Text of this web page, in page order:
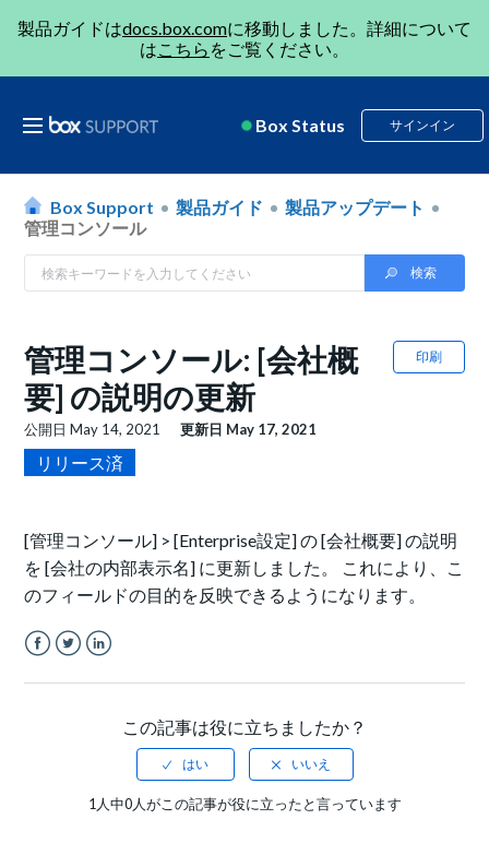
製品ガイドはdocs.box.comに移動しました。詳細について
はこちら をご覧ください。
Box Status サインイン
Box Support 製品ガイド
製品アップデート
管理コンソール
印刷
管理コンソール: [会社概
要] の説明の更新
公開日May 14, 2021 更新日 May 17, 2021
リリース済
[管理コンソール] > [Enterprise設定] の [会社概要] の説明
を [会社の内部表示名] に更新しました。 これにより、こ
のフィールドの目的を反映できるようになります。
この記事は役に立ちましたか？
1人中0人がこの記事が役に立ったと言っています